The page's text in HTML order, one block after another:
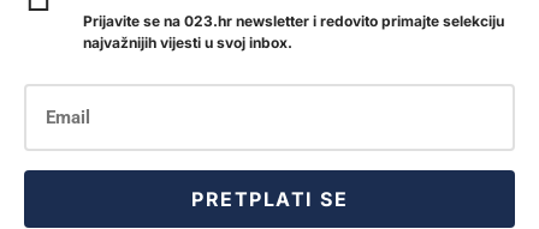
Prijavite se na 023.hr newsletter i redovito primajte selekciju
najvažnijih vijesti u svoj inbox.
PRETPLATI SE